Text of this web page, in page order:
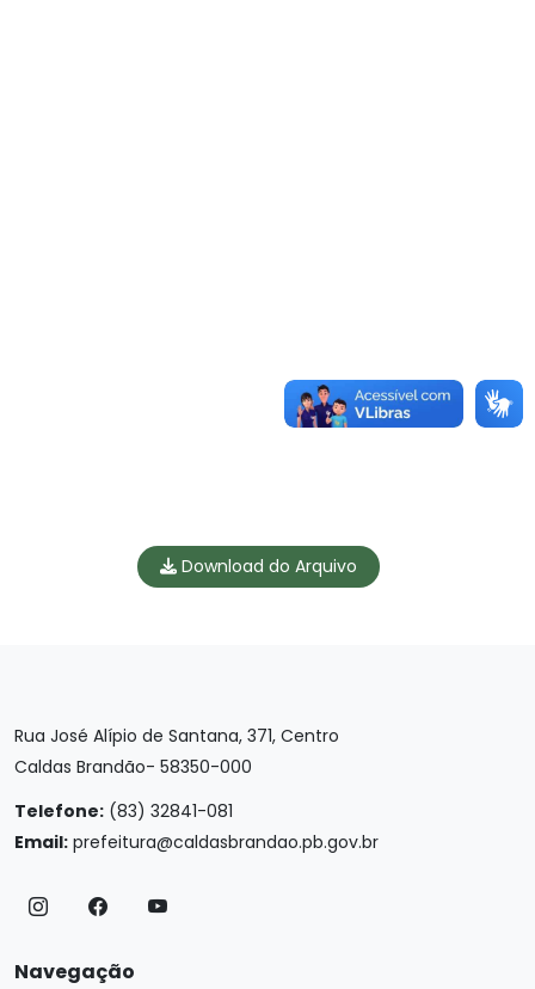
Download do Arquivo
Rua José Alípio de Santana, 371, Centro
Caldas Brandão- 58350-000
Telefone: (83) 32841-081
Email: prefeitura@caldasbrandao.pb.gov.br
Navegação